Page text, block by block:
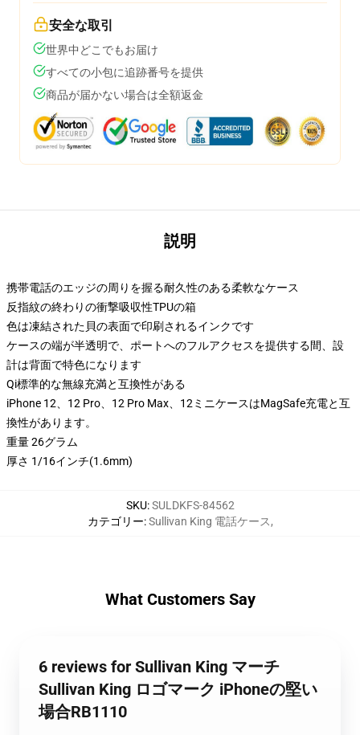
安全な取引
世界中どこでもお届け
すべての小包に追跡番号を提供
商品が届かない場合は全額返金
説明
携帯電話のエッジの周りを握る耐久性のある柔軟なケース
反指紋の終わりの衝撃吸収性TPUの箱
色は凍結された貝の表面で印刷されるインクです
ケースの端が半透明で、ポートへのフルアクセスを提供する間、設
計は背面で特色になります
Qi標準的な無線充満と互換性がある
iPhone 12、12 Pro、12 Pro Max、12ミニケースはMagSafe充電と互
換性があります。
重量 26グラム
厚さ 1/16インチ(1.6mm)
SKU:SULDKFS-84562
カテゴリー:Sullivan King 電話ケース,
What Customers Say
6 reviews for Sullivan King マーチ
Sullivan King ロゴマーク iPhoneの堅い
場合RB1110